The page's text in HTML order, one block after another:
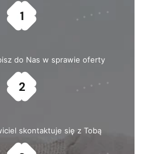
do Nas w sprawie oferty
skontaktuje się z Tobą